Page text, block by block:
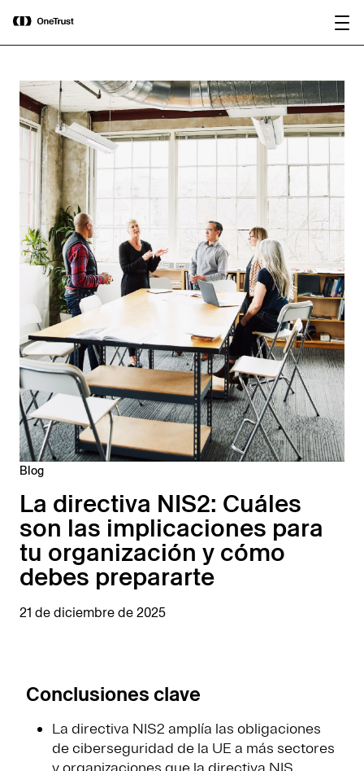
OneTrust nombrada Visionaria en el
Magic Quadrant™ de Gartner® 2026
para plataformas de gobernanza de IA.
Blog
La directiva NIS2: Cuáles
son las implicaciones para
tu organización y cómo
debes prepararte
21 de diciembre de 2025
Conclusiones clave
La directiva NIS2 amplía las obligaciones
de ciberseguridad de la UE a más sectores